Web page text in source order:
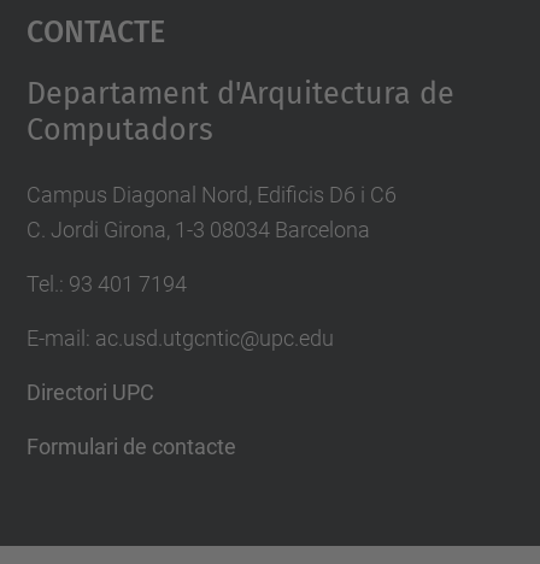
powered by
Contacte
Departament d'Arquitectura de
Computadors
Campus Diagonal Nord, Edificis D6 i C6
C. Jordi Girona, 1-3 08034 Barcelona
Tel.: 93 401 7194
E-mail: ac.usd.utgcntic@upc.edu
Directori UPC
Formulari de contacte